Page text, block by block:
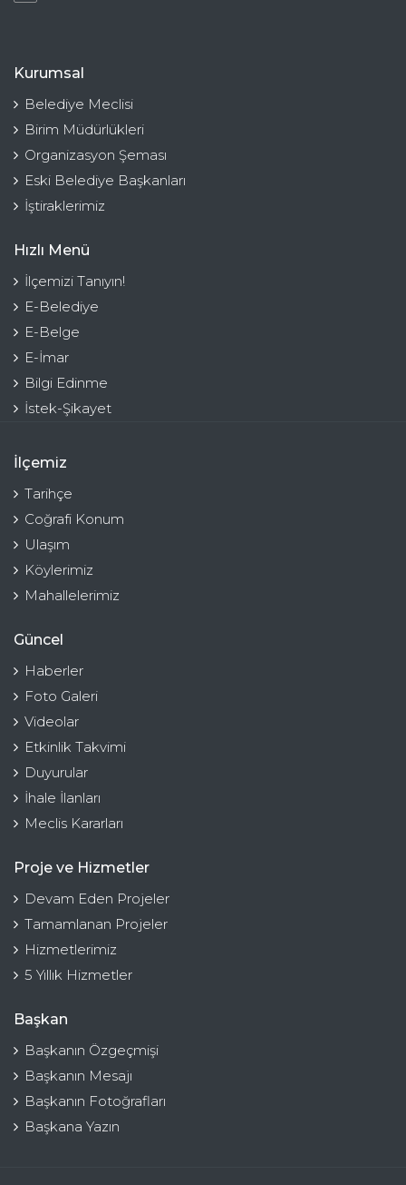
Kurumsal
Belediye Meclisi
Birim Müdürlükleri
Organizasyon Şeması
Eski Belediye Başkanları
İştiraklerimiz
Hızlı Menü
İlçemizi Tanıyın!
E-Belediye
E-Belge
E-İmar
Bilgi Edinme
İstek-Şikayet
İlçemiz
Tarihçe
Coğrafi Konum
Ulaşım
Köylerimiz
Mahallelerimiz
Güncel
Haberler
Foto Galeri
Videolar
Etkinlik Takvimi
Duyurular
İhale İlanları
Meclis Kararları
Proje ve Hizmetler
Devam Eden Projeler
Tamamlanan Projeler
Hizmetlerimiz
5 Yıllık Hizmetler
Başkan
Başkanın Özgeçmişi
Başkanın Mesajı
Başkanın Fotoğrafları
Başkana Yazın